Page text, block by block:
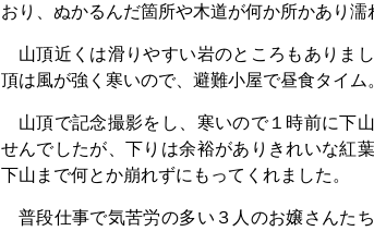
おり、ぬかるんだ箇所や木道が何か所かあり
山頂近くは滑りやすい岩のところもありま
頂は風が強く寒いので、避難小屋で昼食タイム
山頂で記念撮影をし、寒いので１時前に下
せんでしたが、下りは余裕がありきれいな紅
下山まで何とか崩れずにもってくれました。
普段仕事で気苦労の多い３人のお嬢さんた